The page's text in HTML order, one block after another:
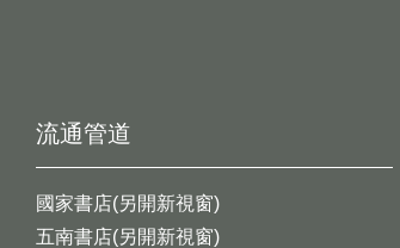
流通管道
國家書店(另開新視窗)
五南書店(另開新視窗)